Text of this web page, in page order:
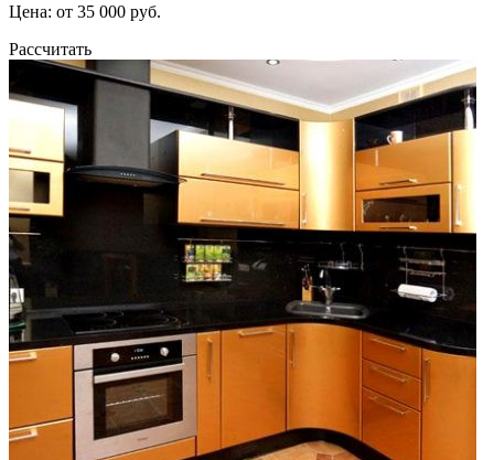
Цена: от 35 000 руб.
Рассчитать